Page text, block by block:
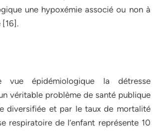
une hypoxémie associé ou non à
[16].
vue épidémiologique la détresse
véritable problème de santé publique
diversifiée et par le taux de mortalité
respiratoire de l’enfant représente 10